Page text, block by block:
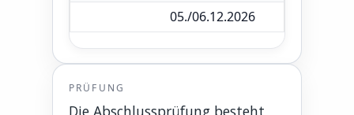
05./06.12.2026
PRÜFUNG